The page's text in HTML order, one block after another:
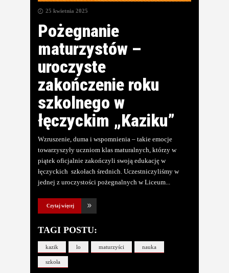
25 kwietnia 2025
Pożegnanie
maturzystów –
uroczyste
zakończenie roku
szkolnego w
łęczyckim „Kaziku”
Wzruszenie, duma i wspomnienia – takie emocje
towarzyszyły uczniom klas maturalnych, którzy w
piątek oficjalnie zakończyli swoją edukację w
łęczyckich szkołach średnich. Uczestniczyliśmy w
jednej z uroczystości pożegnalnych w Liceum
Czytaj więcej
TAGI POSTU:
kazik lo maturzyści nauka
szkoła